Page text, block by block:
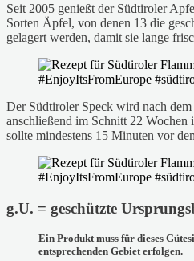
Seit 2005 genießt der Südtiroler
Sorten Äpfel, von denen 13 die
gelagert werden, damit sie lange
Der Südtiroler Speck wird nach
anschließend im Schnitt 22
sollte mindestens 15 Minuten vor
g.U. = geschützte
Ein Produkt muss für dieses
entsprechenden Gebiet erfolgen.